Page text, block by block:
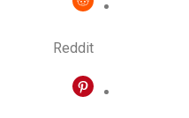
Reddit